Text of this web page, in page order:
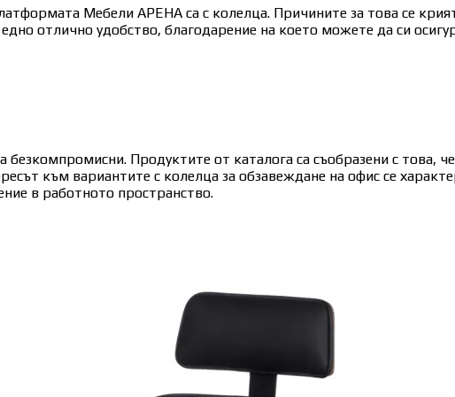
Мебели АРЕНА са с колелца. Причините за това се
отлично удобство, благодарение на което можете да си
Продуктите от каталога са съобразени с това,
към вариантите с колелца за обзавеждане на офис се
в работното пространство.